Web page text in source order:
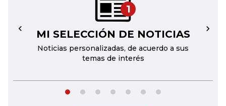
1
MI SELECCIÓN DE NOTICIAS
Noticias personalizadas, de acuerdo a sus
temas de interés
← →